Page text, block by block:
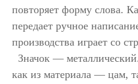
повторяет форму слова.
передает ручное
производства играет со
Значок ― металлический.
как из материала ― цам,